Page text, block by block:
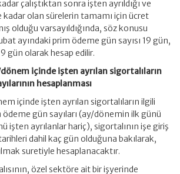
çalıştıktan sonra işten ayrıldığı ve
kadar olan sürelerin tamamı için ücret
olduğu varsayıldığında, söz konusu
ayındaki prim ödeme gün sayısı 19 gün,
gün olarak hesap edilir.
dönem içinde işten ayrılan sigortalıların
hesaplanması
içinde işten ayrılan sigortalıların ilgili
gün sayıları (ay/dönemin ilk günü
işten ayrılanlar hariç), sigortalının işe giriş
dahil kaç gün olduğuna bakılarak,
suretiyle hesaplanacaktır.
özel sektöre ait bir işyerinde